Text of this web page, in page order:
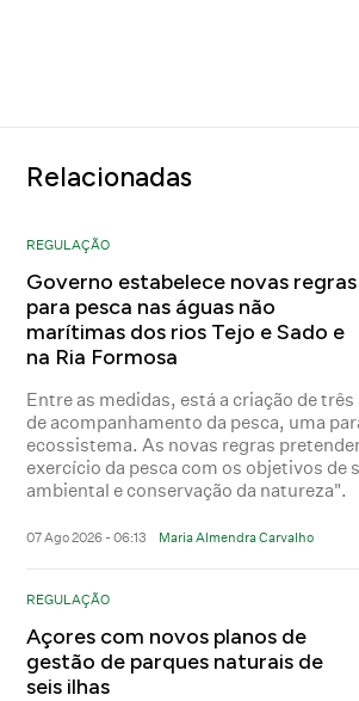
Relacionadas
REGULAÇÃO
Governo estabelece novas regras
para pesca nas águas não
marítimas dos rios Tejo e Sado e
na Ria Formosa
Entre as medidas, está a criação de
de acompanhamento da pesca, uma
ecossistema. As novas regras
exercício da pesca com os objetivos de
ambiental e conservação da natureza".
07 Ago 2026 - 06:13 Maria Almendra Carvalho
REGULAÇÃO
Açores com novos planos de
gestão de parques naturais de
seis ilhas